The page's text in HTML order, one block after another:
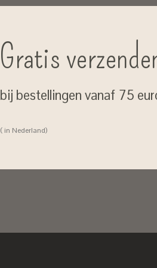
Gratis
bij bestellingen vanaf 75
( in Nederland)